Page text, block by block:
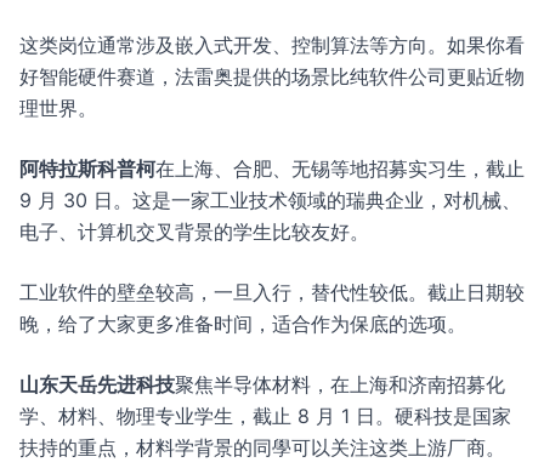
这类岗位通常涉及嵌入式开发、控制算法等方向。如果你看
好智能硬件赛道，法雷奥提供的场景比纯软件公司更贴近物
理世界。
阿特拉斯科普柯在上海、合肥、无锡等地招募实习生，截止
9 月 30 日。这是一家工业技术领域的瑞典企业，对机械、
电子、计算机交叉背景的学生比较友好。
工业软件的壁垒较高，一旦入行，替代性较低。截止日期较
晚，给了大家更多准备时间，适合作为保底的选项。
山东天岳先进科技聚焦半导体材料，在上海和济南招募化
学、材料、物理专业学生，截止 8 月 1 日。硬科技是国家
扶持的重点，材料学背景的同學可以关注这类上游厂商。